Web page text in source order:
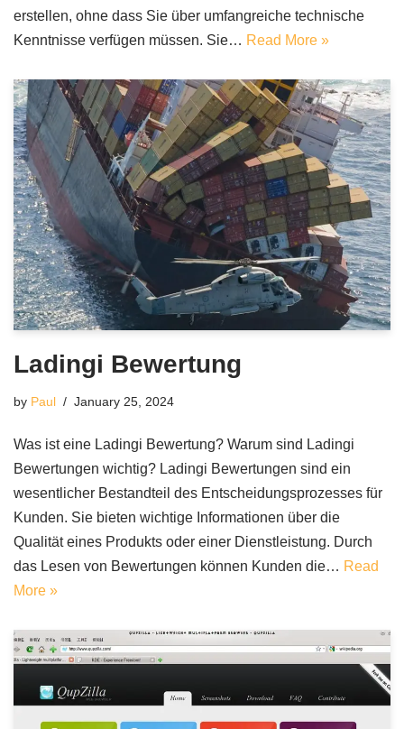
erstellen, ohne dass Sie über umfangreiche technische
Kenntnisse verfügen müssen. Sie… Read More »
Ladingi Bewertung
by Paul January 25, 2024
Was ist eine Ladingi Bewertung? Warum sind Ladingi
Bewertungen wichtig? Ladingi Bewertungen sind ein
wesentlicher Bestandteil des Entscheidungsprozesses für
Kunden. Sie bieten wichtige Informationen über die
Qualität eines Produkts oder einer Dienstleistung. Durch
das Lesen von Bewertungen können Kunden die… Read
More »